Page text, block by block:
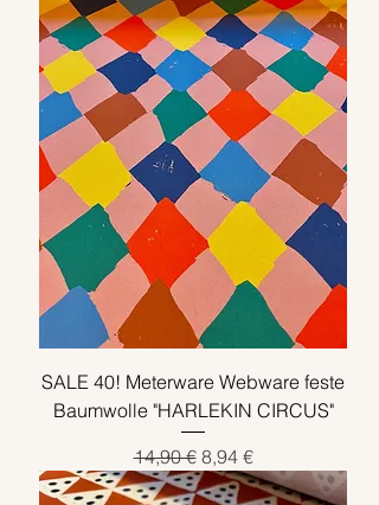
SALE 40! Meterware Webware feste
Baumwolle "HARLEKIN CIRCUS"
Standardpreis
14,90 € Sale-Preis
8,94 €